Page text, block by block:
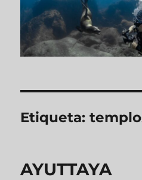
Etiqueta:
AYUTTAYA